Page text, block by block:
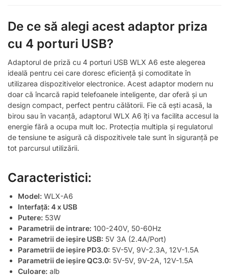
De ce să alegi acest adaptor priza
cu 4 porturi USB?
Adaptorul de priză cu 4 porturi USB WLX A6 este alegerea
ideală pentru cei care doresc eficiență și comoditate în
utilizarea dispozitivelor electronice. Acest adaptor modern nu
doar că încarcă rapid telefoanele inteligente, dar oferă și un
design compact, perfect pentru călătorii. Fie că ești acasă, la
birou sau în vacanță, adaptorul WLX A6 îți va facilita accesul la
energie fără a ocupa mult loc. Protecția multipla și regulatorul
de tensiune te asigură că dispozitivele tale sunt în siguranță pe
tot parcursul utilizării.
Caracteristici:
Model: WLX-A6
Interfață: 4 x USB
Putere: 53W
Parametrii de intrare: 100-240V, 50-60Hz
Parametrii de ieșire USB: 5V 3A (2.4A/Port)
Parametrii de ieșire PD3.0: 5V-5V, 9V-2.3A, 12V-1.5A
Parametrii de ieșire QC3.0: 5V-5V, 9V-2A, 12V-1.5A
Culoare: alb